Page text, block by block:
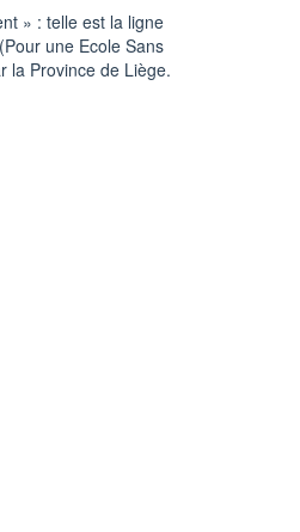
» : telle est la ligne
une Ecole Sans
la Province de Liège.